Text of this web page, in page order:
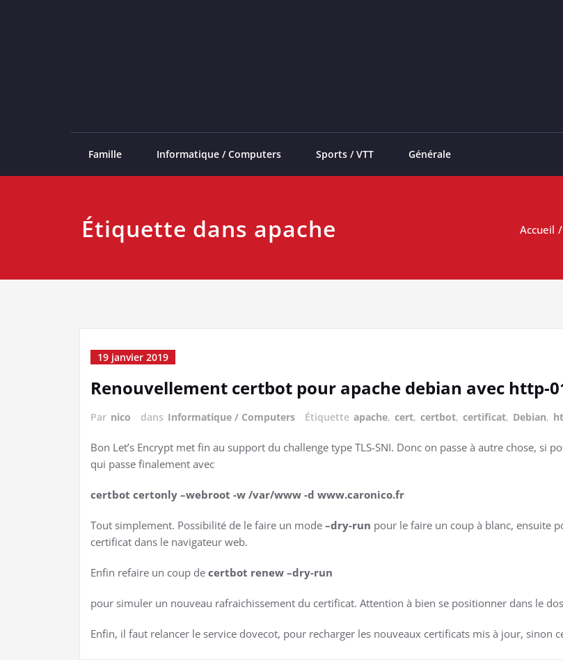
Famille Informatique / Computers Sports / VTT Générale
Étiquette dans apache Accueil
19 janvier 2019
Renouvellement certbot pour apache debian avec http-
Par nico dans Informatique / Computers Étiquette apache, cert, certbot, certificat, Debian,
Bon Let’s Encrypt met fin au support du challenge type TLS-SNI. Donc on passe à autre chose, si
qui passe finalement avec
certbot certonly –webroot -w /var/www -d www.caronico.fr
Tout simplement. Possibilité de le faire un mode –dry-run pour le faire un coup à blanc, ensuite
certificat dans le navigateur web.
Enfin refaire un coup de certbot renew –dry-run
pour simuler un nouveau rafraichissement du certificat. Attention à bien se positionner dans le
Enfin, il faut relancer le service dovecot, pour recharger les nouveaux certificats mis à jour, sinon